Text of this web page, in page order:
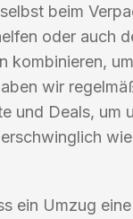
beim
oder auch
kombinieren,
wir
und Deals, um
ein Umzug